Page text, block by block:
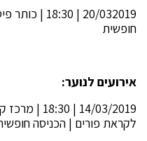
20/032019 |
חופשית
אירועים לנוער:
14/03/2019
לקראת פורים | הכניסה